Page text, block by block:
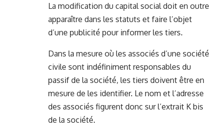
La modification du capital social doit en outre
apparaître dans les statuts et faire l’objet
d’une publicité pour informer les tiers.
Dans la mesure où les associés d’une société
civile sont indéfiniment responsables du
passif de la société, les tiers doivent être en
mesure de les identifier. Le nom et l’adresse
des associés figurent donc sur l’extrait K bis
de la société.